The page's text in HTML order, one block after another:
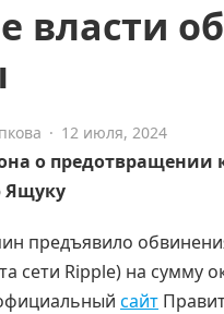
власти
· 12 июля, 2024
о предотвращении
Ящуку
предъявило
сети Ripple) на сумму
сайт